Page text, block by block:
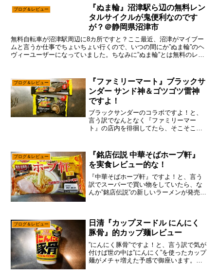
シーフード味を牛乳で作るみたいなの
が、流行ったかもでし...
ブログ＆レビュー
『ぬま輪』沼津駅ら辺の無料レン
タルサイクルが鬼便利なのです
が？＠静岡県沼津市
無料自転車が沼津駅周辺に8カ所ですと？ここ最近、沼津がマイブー
ムと言うか仕事でちょいちょい行くので、いつの間にか”ぬま輪”のヘ
ヴィーユーザーになっていました。ちなみに”ぬま輪”とは無料のレン
ブログ＆レビュー
『ファミリーマート』ブラックサ
ンダー サンド神＆ゴツゴツ雷神
ですよ！
ブラックサンダーのコラボですよ！と、
言う訳でなんとなく『ファミリーマー
ト』の店内を徘徊してたら、そこそこ気
段の食生活がそれはそれは酷い感じです
んで、お菓子とかは極力控え...
ブログ＆レビュー
『銘店伝説 中華そばホープ軒』
を実食レビュー的な！
『中華そばホープ軒』ですよ！と、言う
訳でスーパーで買い物をしていたら、な
んか”銘店伝説”の新しいラーメンが発売さ
いるかもでして、今回も...
ブログ＆レビュー
日清『カップヌードル にんにく
豚骨』的カップ麺レビュー
”にんにく豚骨”ですよ！と、言う訳で気が
付けば世の中は”にんにく”を使ったカップ
麺がメチャ増えた予感で御座います。い